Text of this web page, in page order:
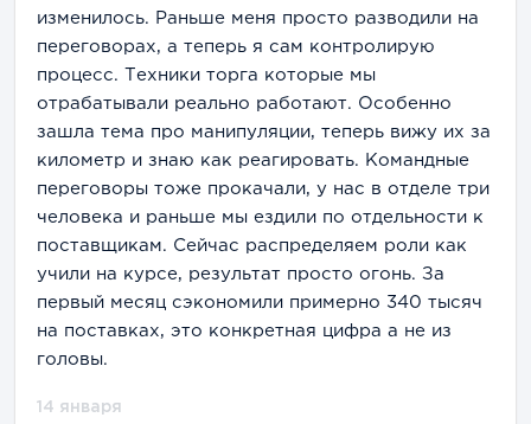
изменилось. Раньше меня просто разводили на
переговорах, а теперь я сам контролирую
процесс. Техники торга которые мы
отрабатывали реально работают. Особенно
зашла тема про манипуляции, теперь вижу их за
километр и знаю как реагировать. Командные
переговоры тоже прокачали, у нас в отделе три
человека и раньше мы ездили по отдельности к
поставщикам. Сейчас распределяем роли как
учили на курсе, результат просто огонь. За
первый месяц сэкономили примерно 340 тысяч
на поставках, это конкретная цифра а не из
головы.
14 января